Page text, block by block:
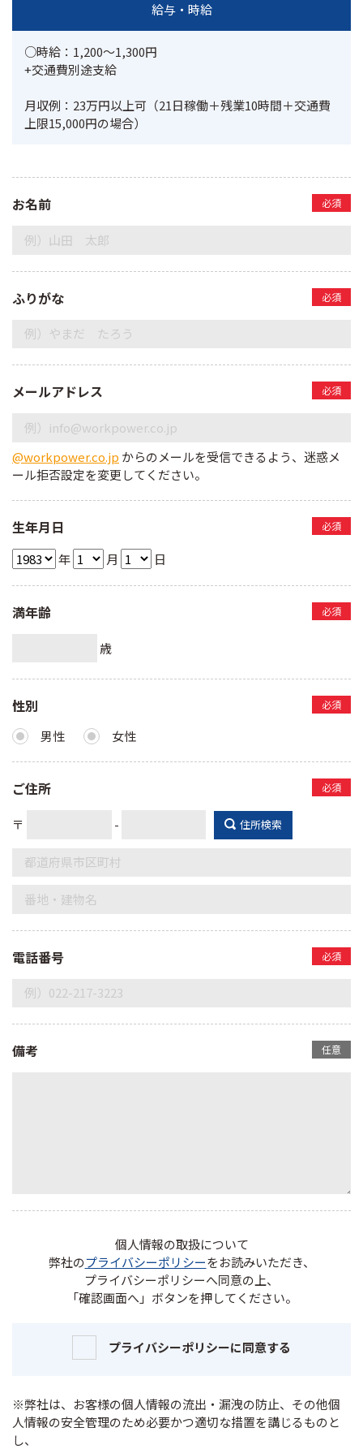
給与・時給
○時給：1,200～1,300円
+交通費別途支給
月収例：23万円以上可（21日稼働＋残業10時間＋交通費
上限15,000円の場合）
お名前 必須
ふりがな 必須
メールアドレス 必須
@workpower.co.jp からのメールを受信できるよう、迷惑メ
ール拒否設定を変更してください。
生年月日 必須
年 月 日
満年齢 必須
歳
性別 必須
男性 女性
ご住所 必須
〒 - 住所検索
電話番号 必須
備考 任意
個人情報の取扱について
弊社のプライバシーポリシーをお読みいただき、
プライバシーポリシーへ同意の上、
「確認画面へ」ボタンを押してください。
プライバシーポリシーに同意する
※弊社は、お客様の個人情報の流出・漏洩の防止、その他個
人情報の安全管理のため必要かつ適切な措置を講じるものと
し、